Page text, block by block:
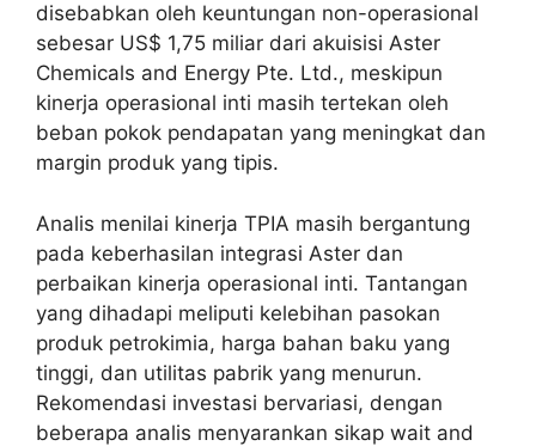
disebabkan oleh keuntungan non-operasional
sebesar US$ 1,75 miliar dari akuisisi Aster
Chemicals and Energy Pte. Ltd., meskipun
kinerja operasional inti masih tertekan oleh
beban pokok pendapatan yang meningkat dan
margin produk yang tipis.
Analis menilai kinerja TPIA masih bergantung
pada keberhasilan integrasi Aster dan
perbaikan kinerja operasional inti. Tantangan
yang dihadapi meliputi kelebihan pasokan
produk petrokimia, harga bahan baku yang
tinggi, dan utilitas pabrik yang menurun.
Rekomendasi investasi bervariasi, dengan
beberapa analis menyarankan sikap wait and